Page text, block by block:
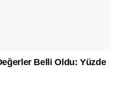
Belli Oldu: Yüzde